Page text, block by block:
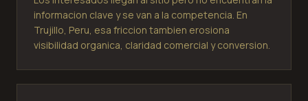
informacion clave y se van a la competencia. En
Trujillo, Peru, esa friccion tambien erosiona
visibilidad organica, claridad comercial y conversion.